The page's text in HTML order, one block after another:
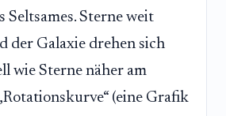
Seltsames. Sterne weit
der Galaxie drehen sich
wie Sterne näher am
(eine Grafik